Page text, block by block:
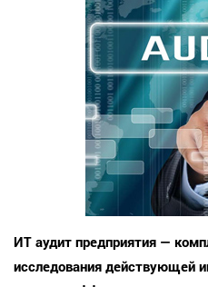
ИТ аудит предприятия —
исследования действующей